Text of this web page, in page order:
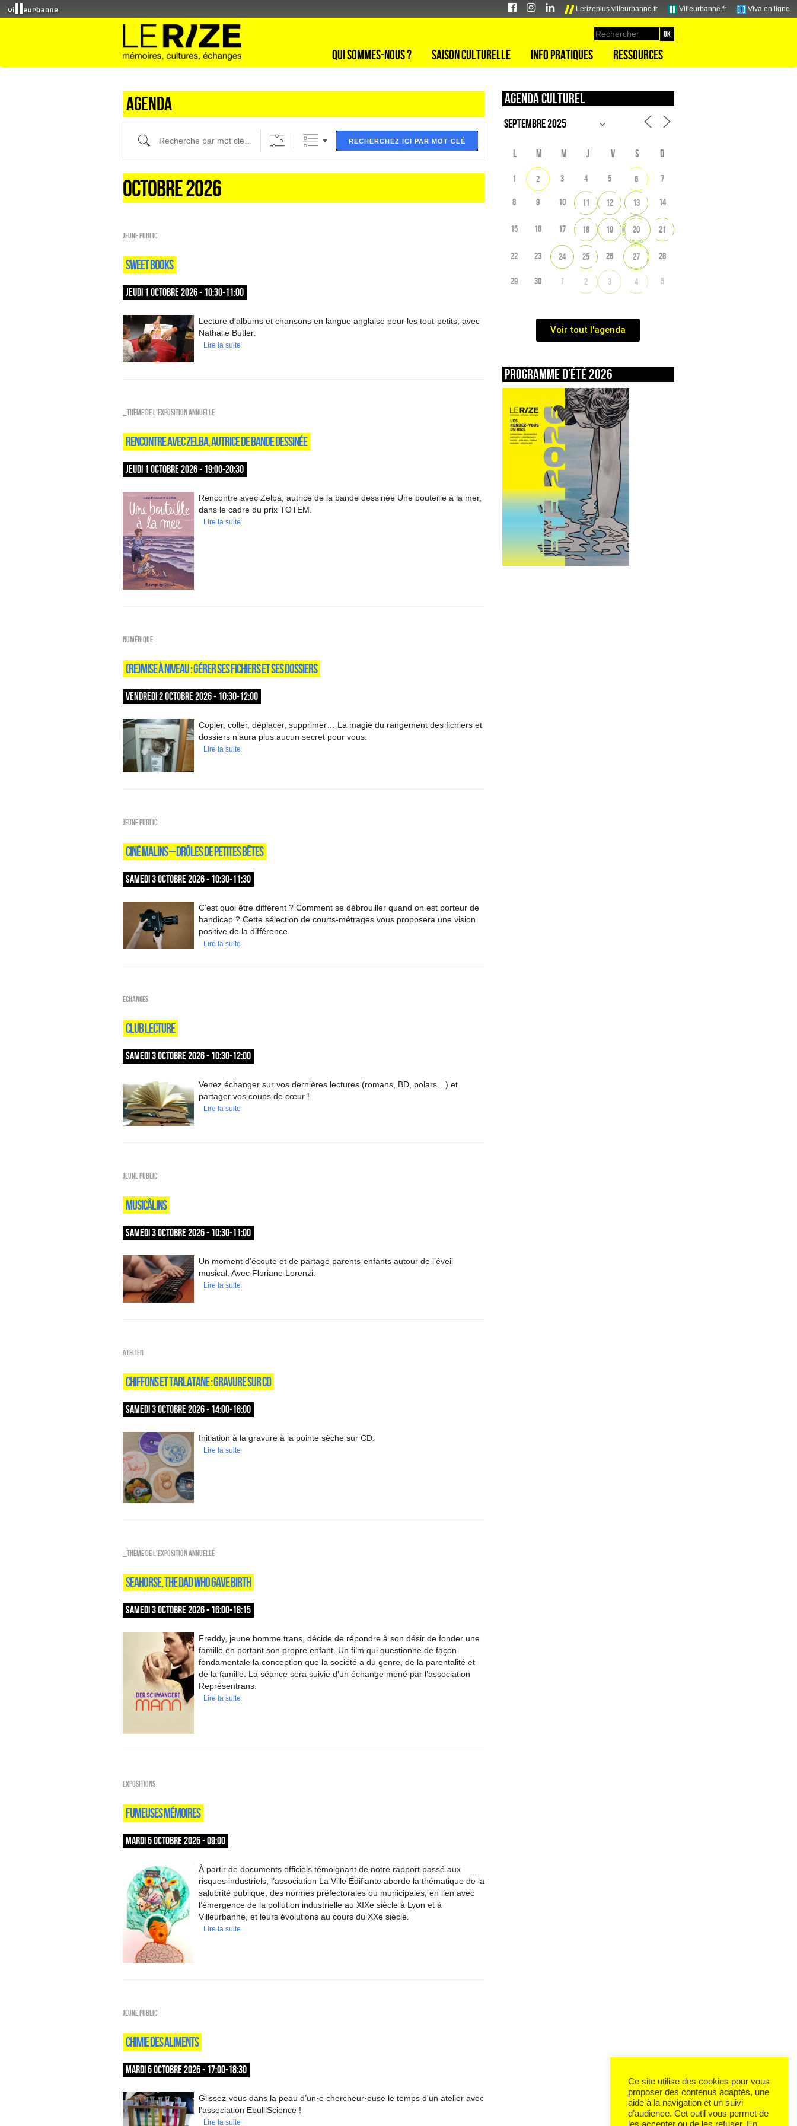
Lerizeplus.villeurbanne.fr Villeurbanne.fr Viva en ligne
Qui sommes-nous ? Saison culturelle Info pratiques Ressources
Agenda
Recherche par mot clé (ici) et / ou filtre (ci dessous) puis validez
RECHERCHEZ ICI PAR MOT CLÉ
OCTOBRE 2026
Jeune public
SWEET BOOKS
JEUDI 1 OCTOBRE 2026 - 10:30-11:00
Lecture d’albums et chansons en langue anglaise pour les tout-petits, avec
Nathalie Butler.
Lire la suite
_Thème de l'exposition annuelle
RENCONTRE AVEC ZELBA, AUTRICE DE BANDE DESSINÉE
JEUDI 1 OCTOBRE 2026 - 19:00-20:30
Rencontre avec Zelba, autrice de la bande dessinée Une bouteille à la mer,
dans le cadre du prix TOTEM.
Lire la suite
Numérique
(RE)MISE À NIVEAU : GÉRER SES FICHIERS ET SES DOSSIERS
VENDREDI 2 OCTOBRE 2026 - 10:30-12:00
Copier, coller, déplacer, supprimer… La magie du rangement des fichiers et
dossiers n’aura plus aucun secret pour vous.
Lire la suite
Jeune public
CINÉ MALINS – DRÔLES DE PETITES BÊTES
SAMEDI 3 OCTOBRE 2026 - 10:30-11:30
C’est quoi être différent ? Comment se débrouiller quand on est porteur de
handicap ? Cette sélection de courts-métrages vous proposera une vision
positive de la différence.
Lire la suite
ECHANGES
CLUB LECTURE
SAMEDI 3 OCTOBRE 2026 - 10:30-12:00
Venez échanger sur vos dernières lectures (romans, BD, polars…) et
partager vos coups de cœur !
Lire la suite
Jeune public
MUSICÂLINS
SAMEDI 3 OCTOBRE 2026 - 10:30-11:00
Un moment d’écoute et de partage parents-enfants autour de l’éveil
musical. Avec Floriane Lorenzi.
Lire la suite
Atelier
CHIFFONS ET TARLATANE : GRAVURE SUR CD
SAMEDI 3 OCTOBRE 2026 - 14:00-18:00
Initiation à la gravure à la pointe sèche sur CD.
Lire la suite
_Thème de l'exposition annuelle
SEAHORSE, THE DAD WHO GAVE BIRTH
SAMEDI 3 OCTOBRE 2026 - 16:00-18:15
Freddy, jeune homme trans, décide de répondre à son désir de fonder une
famille en portant son propre enfant. Un film qui questionne de façon
fondamentale la conception que la société a du genre, de la parentalité et
de la famille. La séance sera suivie d’un échange mené par l’association
Représentrans.
Lire la suite
EXPOSITIONS
FUMEUSES MÉMOIRES
MARDI 6 OCTOBRE 2026 - 09:00
À partir de documents officiels témoignant de notre rapport passé aux
risques industriels, l’association La Ville Édifiante aborde la thématique de la
salubrité publique, des normes préfectorales ou municipales, en lien avec
l’émergence de la pollution industrielle au XIXe siècle à Lyon et à
Villeurbanne, et leurs évolutions au cours du XXe siècle.
Lire la suite
Jeune public
CHIMIE DES ALIMENTS
MARDI 6 OCTOBRE 2026 - 17:00-18:30
Glissez-vous dans la peau d’un·e chercheur·euse le temps d'un atelier avec
l’association EbulliScience !
Lire la suite
Agenda culturel
L M M J V S D
1 2 3 4 5 6 7
8 9 10 11 12 13 14
15 16 17 18 19 20 21
22 23 24 25 26 27 28
29 30 1 2 3 4 5
Voir tout l'agenda
Programme d’été 2026
Ce site utilise des cookies pour vous
proposer des contenus adaptés, une
aide à la navigation et un suivi
d’audience. Cet outil vous permet de